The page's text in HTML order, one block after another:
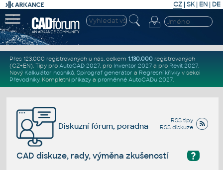
CZ | SK| EN | DE
Přes 123.000 registrovaných u nás, celkem 1.130.000registrovaných
(CZ+EN). Tipy pro AutoCAD 2027, pro Inventor 2027a pro Revit 2027.
Nový Kalkulátor nosníků, Spirograf generátor a Regresní křivkyv sekci
Převodníky. Kompletní příkazya proměnné AutoCADu 2027.
RSS tipy
RSS diskuze
Diskuzní fórum, poradna
?
CAD diskuze, rady, výměna zkušeností